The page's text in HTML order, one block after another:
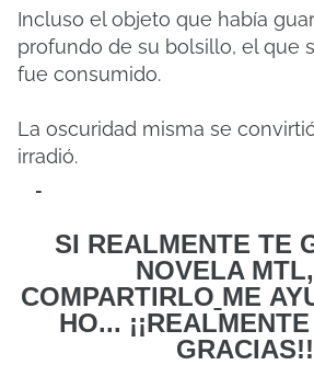
Incluso el objeto que había
profundo de su bolsillo, el que
fue consumido.
La oscuridad misma se
irradió.
-
SI REALMENTE TE
NOVELA
COMPARTIRLO ME
HO...
GRACIAS!!